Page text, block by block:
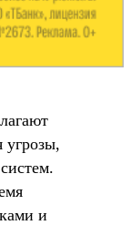
угрозы,
и